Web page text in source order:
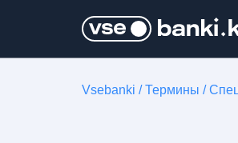
Vsebanki /Термины /